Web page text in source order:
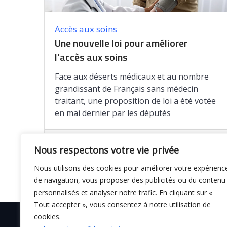
Nous respectons votre vie privée
Nous utilisons des cookies pour améliorer votre
de navigation, vous proposer des publicités ou du contenu
personnalisés et analyser notre trafic. En cliquant sur «
Tout accepter », vous consentez à notre utilisation de
cookies.
Accès aux soins
Une nouvelle loi pour améliorer
l’accès aux soins
Face aux déserts médicaux et au nombre
grandissant de Français sans médecin
traitant, une proposition de loi a été votée
en mai dernier par les députés
Enregistrer